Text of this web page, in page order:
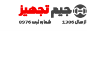
رک دمبل و هالتر